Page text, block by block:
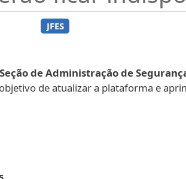
JFES
Seção de Administração de
de atualizar a plataforma e